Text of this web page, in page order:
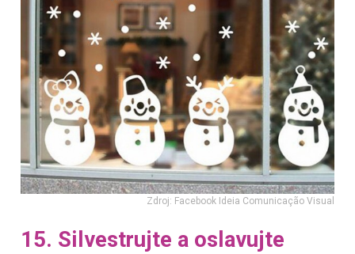
Zdroj: Facebook Ideia Comunicação Visual
15. Silvestrujte a oslavujte